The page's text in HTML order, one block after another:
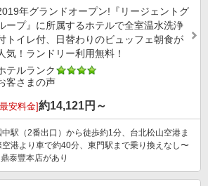
年グランドオープン!『リージェントグ
ープ』に所属するホテルで全室温水洗浄
トイレ付、日替わりのビュッフェ朝食が
気！ランドリー利用無料！
テルランク
客さまの声
安料金]約14,121円～
中駅（2番出口）から徒歩約1分、台北松山空港ま
港より車で約40分、東門駅まで乗り換えなし〜
泰豐本店があり